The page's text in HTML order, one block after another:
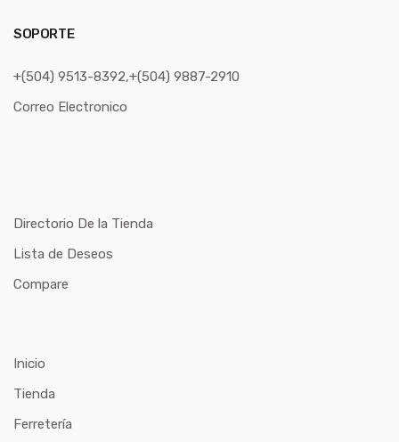
SOPORTE
+(504) 9513-8392,+(504) 9887-2910
Correo Electronico
Directorio De la Tienda
Lista de Deseos
Compare
Inicio
Tienda
Ferretería